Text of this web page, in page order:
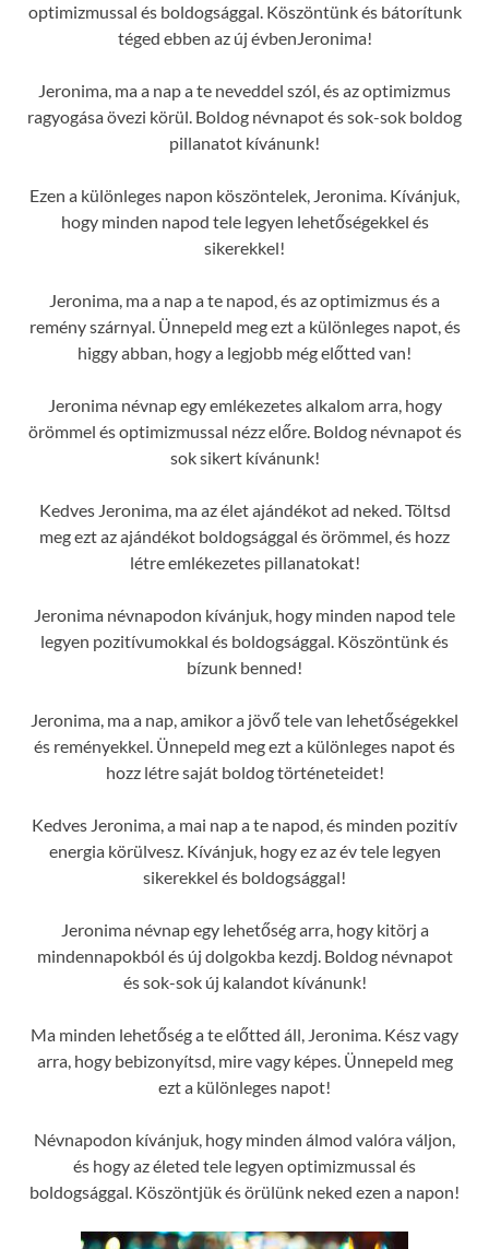
optimizmussal és boldogsággal. Köszöntünk és bátorítunk
téged ebben az új évbenJeronima!
Jeronima, ma a nap a te neveddel szól, és az optimizmus
ragyogása övezi körül. Boldog névnapot és sok-sok boldog
pillanatot kívánunk!
Ezen a különleges napon köszöntelek, Jeronima. Kívánjuk,
hogy minden napod tele legyen lehetőségekkel és
sikerekkel!
Jeronima, ma a nap a te napod, és az optimizmus és a
remény szárnyal. Ünnepeld meg ezt a különleges napot, és
higgy abban, hogy a legjobb még előtted van!
Jeronima névnap egy emlékezetes alkalom arra, hogy
örömmel és optimizmussal nézz előre. Boldog névnapot és
sok sikert kívánunk!
Kedves Jeronima, ma az élet ajándékot ad neked. Töltsd
meg ezt az ajándékot boldogsággal és örömmel, és hozz
létre emlékezetes pillanatokat!
Jeronima névnapodon kívánjuk, hogy minden napod tele
legyen pozitívumokkal és boldogsággal. Köszöntünk és
bízunk benned!
Jeronima, ma a nap, amikor a jövő tele van lehetőségekkel
és reményekkel. Ünnepeld meg ezt a különleges napot és
hozz létre saját boldog történeteidet!
Kedves Jeronima, a mai nap a te napod, és minden pozitív
energia körülvesz. Kívánjuk, hogy ez az év tele legyen
sikerekkel és boldogsággal!
Jeronima névnap egy lehetőség arra, hogy kitörj a
mindennapokból és új dolgokba kezdj. Boldog névnapot
és sok-sok új kalandot kívánunk!
Ma minden lehetőség a te előtted áll, Jeronima. Kész vagy
arra, hogy bebizonyítsd, mire vagy képes. Ünnepeld meg
ezt a különleges napot!
Névnapodon kívánjuk, hogy minden álmod valóra váljon,
és hogy az életed tele legyen optimizmussal és
boldogsággal. Köszöntjük és örülünk neked ezen a napon!